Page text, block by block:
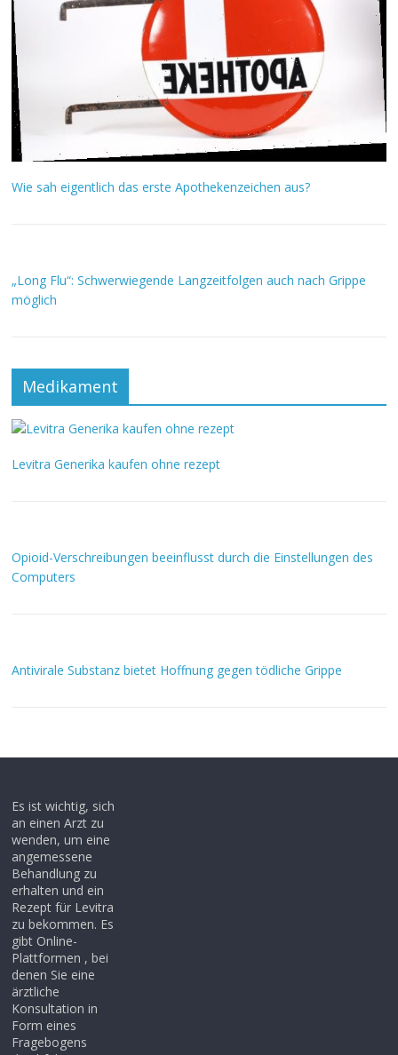
Wie sah eigentlich das erste Apothekenzeichen aus?
„Long Flu“: Schwerwiegende Langzeitfolgen auch nach Grippe
möglich
Medikament
Levitra Generika kaufen ohne rezept
Opioid-Verschreibungen beeinflusst durch die Einstellungen des
Computers
Antivirale Substanz bietet Hoffnung gegen tödliche Grippe
Es ist wichtig, sich
an einen Arzt zu
wenden, um eine
angemessene
Behandlung zu
erhalten und ein
Rezept für Levitra
zu bekommen. Es
gibt Online-
Plattformen , bei
denen Sie eine
ärztliche
Konsultation in
Form eines
Fragebogens